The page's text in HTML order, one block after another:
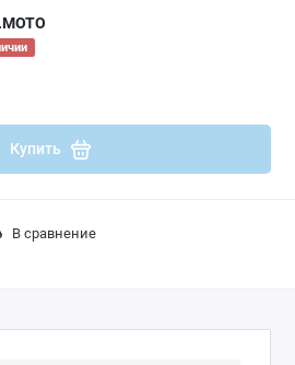
Купить
В сравнение